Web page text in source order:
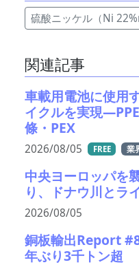
硫酸ニッケル（Ni
関連記事
車載用電池に使用
イクルを実現
條・PEX
2026/08/05 FREE 業
中央ヨーロッパを
り、ドナウ川とラ
2026/08/05
銅板輸出Report
年ぶり3千トン超